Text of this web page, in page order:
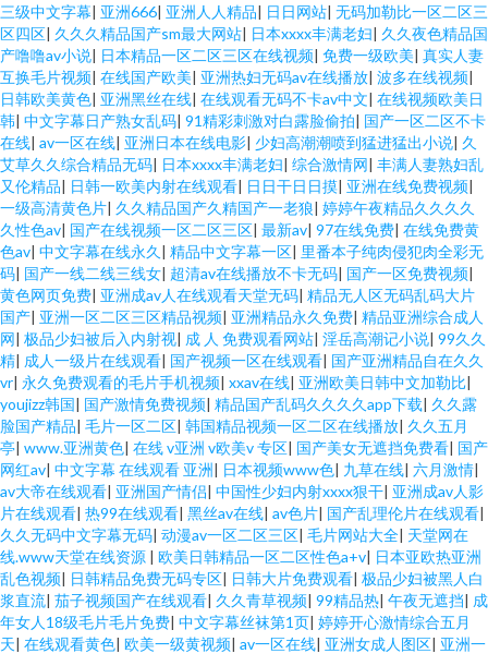
三级中文字幕| 亚洲666| 亚洲人人精品| 日日网站| 无码加勒比一区二区三
区四区| 久久久精品国产sm最大网站| 日本xxxx丰满老妇| 久久夜色精品国
产噜噜av小说| 日本精品一区二区三区在线视频| 免费一级欧美| 真实人妻
互换毛片视频| 在线国产欧美| 亚洲热妇无码av在线播放| 波多在线视频|
日韩欧美黄色| 亚洲黑丝在线| 在线观看无码不卡av中文| 在线视频欧美日
韩| 中文字幕日产熟女乱码| 91精彩刺激对白露脸偷拍| 国产一区二区不卡
在线| av一区在线| 亚洲日本在线电影| 少妇高潮潮喷到猛进猛出小说| 久
艾草久久综合精品无码| 日本xxxx丰满老妇| 综合激情网| 丰满人妻熟妇乱
又伦精品| 日韩一欧美内射在线观看| 日日干日日摸| 亚洲在线免费视频|
一级高清黄色片| 久久精品国产久精国产一老狼| 婷婷午夜精品久久久久
久性色av| 国产在线视频一区二区三区| 最新av| 97在线免费| 在线免费黄
色av| 中文字幕在线永久 | 精品中文字幕一区| 里番本子纯肉侵犯肉全彩无
码| 国产一线二线三线女| 超清av在线播放不卡无码| 国产一区免费视频|
黄色网页免费| 亚洲成av人在线观看天堂无码| 精品无人区无码乱码大片
国产| 亚洲一区二区三区精品视频| 亚洲精品永久免费| 精品亚洲综合成人
网| 极品少妇被后入内射视| 成 人 免费观看网站| 淫岳高潮记小说| 99久久
精| 成人一级片在线观看| 国产视频一区在线观看| 国产亚洲精品自在久久
vr| 永久免费观看的毛片手机视频| xxav在线| 亚洲欧美日韩中文加勒比|
youjizz韩国| 国产激情免费视频| 精品国产乱码久久久久app下载| 久久露
脸国产精品| 毛片一区二区| 韩国精品视频一区二区在线播放| 久久五月
亭| www.亚洲黄色| 在线 v亚洲 v欧美v 专区| 国产美女无遮挡免费看| 国产
网红av| 中文字幕 在线观看 亚洲| 日本视频www色| 九草在线| 六月激情|
av大帝在线观看| 亚洲国产情侣| 中国性少妇内射xxxx狠干| 亚洲成av人影
片在线观看| 热99在线观看| 黑丝av在线| av色片| 国产乱理伦片在线观看|
久久无码中文字幕无码| 动漫av一区二区三区| 毛片网站大全| 天堂网在
线.www天堂在线资源 | 欧美日韩精品一区二区性色a+v| 日本亚欧热亚洲
乱色视频| 日韩精品免费无码专区| 日韩大片免费观看| 极品少妇被黑人白
浆直流| 茄子视频国产在线观看| 久久青草视频| 99精品热| 午夜无遮挡| 成
年女人18级毛片毛片免费| 中文字幕丝袜第1页| 婷婷开心激情综合五月
天| 在线观看黄色| 欧美一级黄视频| av一区在线| 亚洲女成人图区| 亚洲一